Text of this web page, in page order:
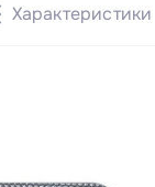
Характеристики